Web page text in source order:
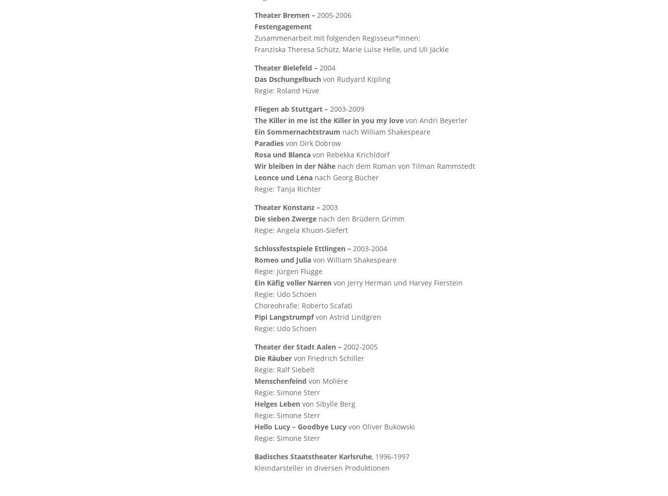
Theater Bremen – 2005-2006
Festengagement
Zusammenarbeit mit folgenden Regisseur*innen:
Franziska Theresa Schütz, Marie Luise Helle, und Uli Jäckle
Theater Bielefeld –2004
Das Dschungelbuch von Rudyard Kipling
Regie: Roland Hüve
Fliegen ab Stuttgart –2003-2009
The Killer in me ist the Killer in you my lovevon Andri Beyerler
Ein Sommernachtstraum nach William Shakespeare
Paradies von Dirk Dobrow
Rosa und Blanca von Rebekka Krichldorf
Wir bleiben in der Nähe nach dem Roman von Tilman Rammstedt
Leonce und Lena nach Georg Bücher
Regie: Tanja Richter
Theater Konstanz – 2003
Die sieben Zwerge nach den Brüdern Grimm
Regie: Angela Khuon-Siefert
Schlossfestspiele Ettlingen – 2003-2004
Romeo und Julia von William Shakespeare
Regie: Jürgen Flügge
Ein Käfig voller Narren von Jerry Herman und Harvey Fierstein
Regie: Udo Schoen
Choreohrafie: Roberto Scafati
Pipi Langstrumpfvon Astrid Lindgren
Regie: Udo Schoen
Theater der Stadt Aalen –2002-2005
Die Räuber von Friedrich Schiller
Regie: Ralf Siebelt
Menschenfeind von Molière
Regie: Simone Sterr
Helges Leben von Sibylle Berg
Regie: Simone Sterr
Hello Lucy – Goodbye Lucy von Oliver Bukowski
Regie: Simone Sterr
Badisches Staatstheater Karlsruhe, 1996-1997
Kleindarsteller in diversen Produktionen